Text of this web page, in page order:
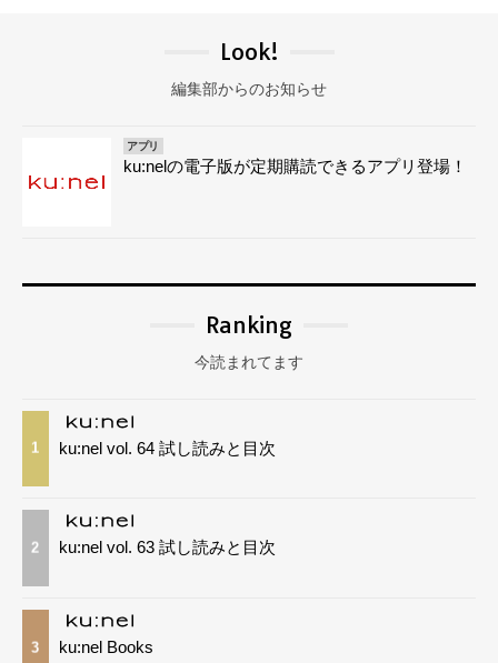
Look!
編集部からのお知らせ
アプリ
ku:nelの電子版が定期購読できるアプリ登場！
Ranking
今読まれてます
1 ku:nel vol. 64 試し読みと目次
2 ku:nel vol. 63 試し読みと目次
3 ku:nel Books